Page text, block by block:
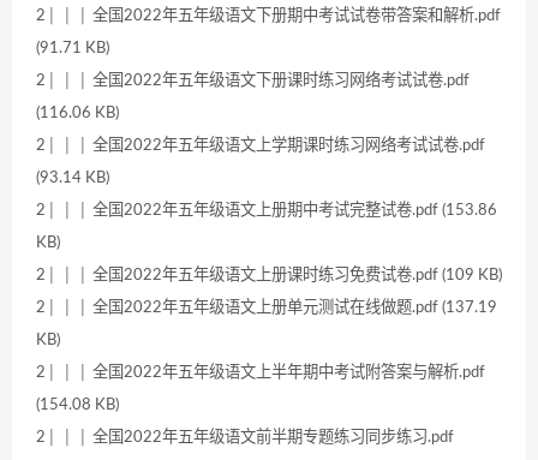
2│ │ │ 全国2022年五年级语文下册期中考试试卷带答案和解析.pdf
(91.71 KB)
2│ │ │ 全国2022年五年级语文下册课时练习网络考试试卷.pdf
(116.06 KB)
2│ │ │ 全国2022年五年级语文上学期课时练习网络考试试卷.pdf
(93.14 KB)
2│ │ │ 全国2022年五年级语文上册期中考试完整试卷.pdf (153.86
KB)
2│ │ │ 全国2022年五年级语文上册课时练习免费试卷.pdf (109 KB)
2│ │ │ 全国2022年五年级语文上册单元测试在线做题.pdf (137.19
KB)
2│ │ │ 全国2022年五年级语文上半年期中考试附答案与解析.pdf
(154.08 KB)
2│ │ │ 全国2022年五年级语文前半期专题练习同步练习.pdf